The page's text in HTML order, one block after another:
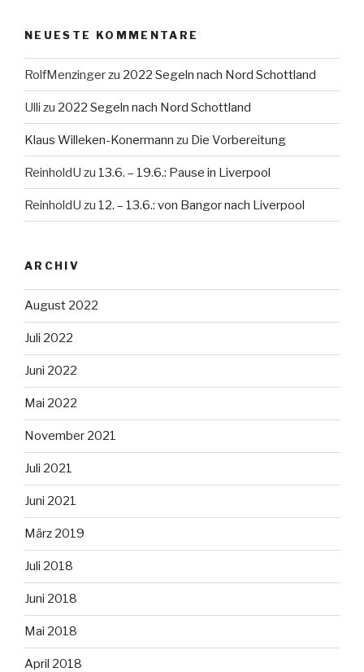
NEUESTE KOMMENTARE
RolfMenzingerzu 2022 Segeln nach Nord Schottland
Ulli zu 2022 Segeln nach Nord Schottland
Klaus Willeken-Konermann zu Die Vorbereitung
ReinholdU zu 13.6. – 19.6.: Pause in Liverpool
ReinholdU zu 12. – 13.6.: von Bangor nach Liverpool
ARCHIV
August 2022
Juli 2022
Juni 2022
Mai 2022
November 2021
Juli 2021
Juni 2021
März 2019
Juli 2018
Juni 2018
Mai 2018
April 2018